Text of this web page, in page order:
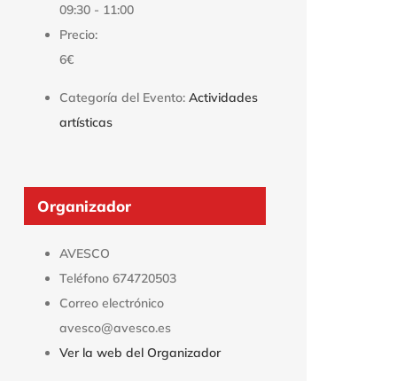
09:30 - 11:00
Precio:
6€
Categoría del Evento: Actividades
artísticas
Organizador
AVESCO
Teléfono 674720503
Correo electrónico
avesco@avesco.es
Ver la web del Organizador